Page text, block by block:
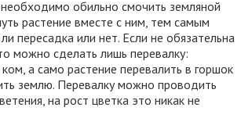
обильно смочить земляной
растение вместе с ним, тем самым
пересадка или нет. Если не обязательна
можно сделать лишь перевалку:
а само растение перевалить в горшок
землю. Перевалку можно проводить
на рост цветка это никак не